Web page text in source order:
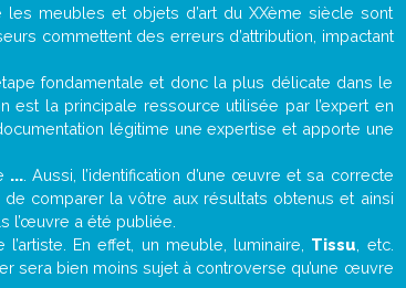
meubles et objets d’art du XXème siècle sont
commettent des erreurs d’attribution, impactant
fondamentale et donc la plus délicate dans le
est la principale ressource utilisée par l’expert en
légitime une expertise et apporte une
.... Aussi, l’identification d’une œuvre et sa correcte
comparer la vôtre aux résultats obtenus et ainsi
l’œuvre a été publiée.
En effet, un meuble, luminaire, Tissu , etc.
sera bien moins sujet à controverse qu’une œuvre